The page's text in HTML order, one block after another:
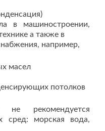
в машиностроении,
а также в
например,
масел
потолков
не рекомендуется
сред: морская вода,